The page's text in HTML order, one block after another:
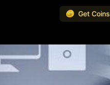
Get Coins